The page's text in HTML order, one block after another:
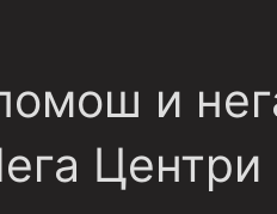
и
Центри